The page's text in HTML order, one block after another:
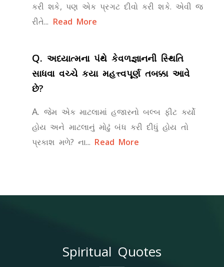
કરી શકે, પણ એક પ્રગટ દીવો કરી શકે. એવી જ
રીતે... Read More
Q.અધ્યાત્મના પંથે કેવળજ્ઞાનની સ્થિતિ
સાધવા વચ્ચે કયા મહત્ત્વપૂર્ણ તબક્કા આવે
છે?
A.જેમ એક માટલામાં હજારનો બલ્બ ફીટ કર્યો
હોય અને માટલાનું મોઢું બંધ કરી દીધું હોય તો
પ્રકાશ મળે? ના... Read More
Spiritual Quotes